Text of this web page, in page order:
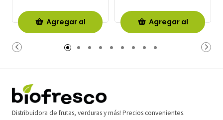
Agregar al
Carro
Agregar al
Carro
Distribuidora de frutas, verduras y más! Precios convenientes.